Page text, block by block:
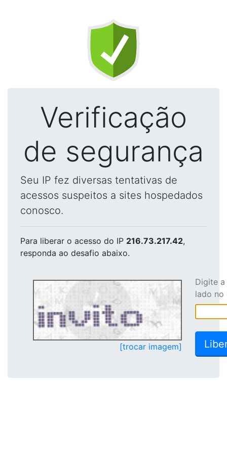
Verificação
de segurança
Seu IP fez diversas tentativas de
acessos suspeitos a sites hospedados
conosco.
Para liberar o acesso do IP 216.73.217.42,
responda ao desafio abaixo.
[trocar imagem]
Digite
lado no